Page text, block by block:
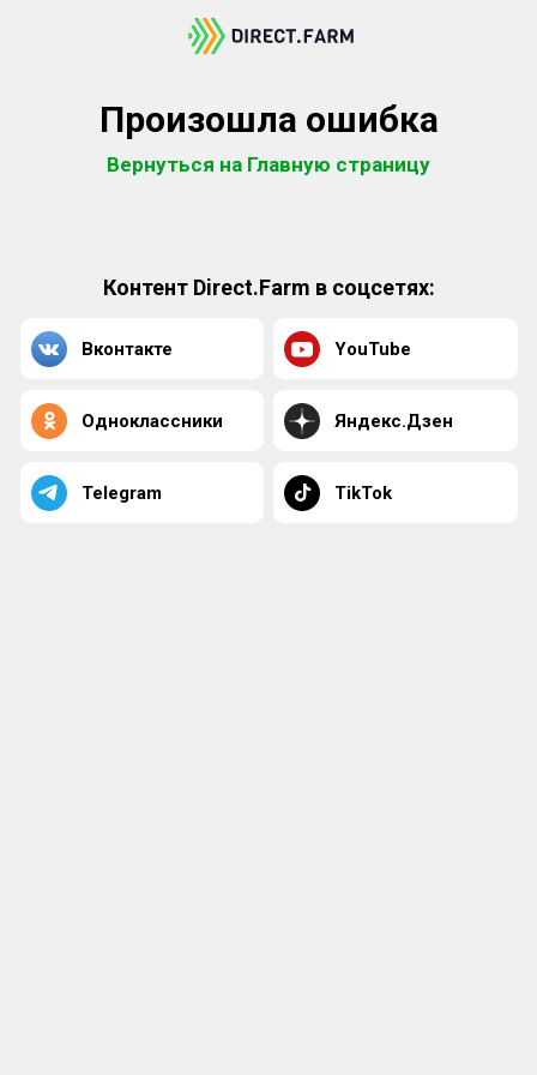
Произошла ошибка
Вернуться на Главную страницу
Контент Direct.Farm в соцсетях:
Вконтакте YouTube
Одноклассники Яндекс.Дзен
Telegram TikTok